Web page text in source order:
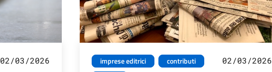
02/03/2026 imprese editrici
contributi
02/03/2026